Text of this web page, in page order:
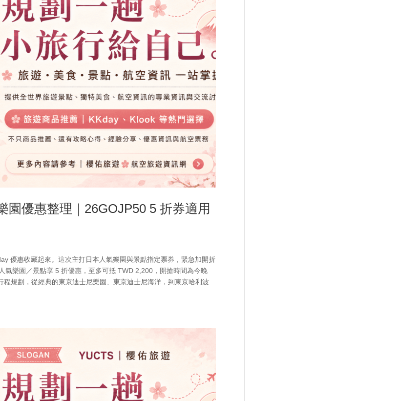
園優惠整理｜26GOJP50 5 折券適用
優惠收藏起來。這次主打日本人氣樂園與景點指定票券，緊急加開折
氣樂園／景點享 5 折優惠，至多可抵 TWD 2,200，開搶時間為今晚
規劃，從經典的東京迪士尼樂園、東京迪士尼海洋，到東京哈利波